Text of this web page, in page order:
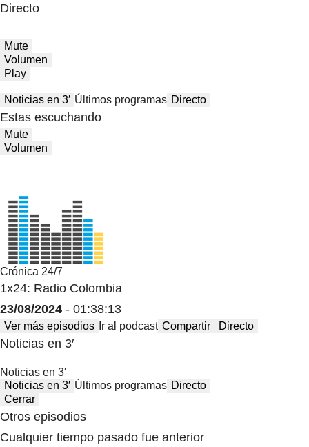
Directo
Mute
Volumen
Play
Noticias en 3′ Últimos programas Directo
Estas escuchando
Mute
Volumen
Crónica 24/7
1x24: Radio Colombia
23/08/2024 - 01:38:13
Ver más episodios Ir al podcast Compartir Directo
Noticias en 3′
Noticias en 3′
Noticias en 3′ Últimos programas Directo
Cerrar
Otros episodios
Cualquier tiempo pasado fue anterior